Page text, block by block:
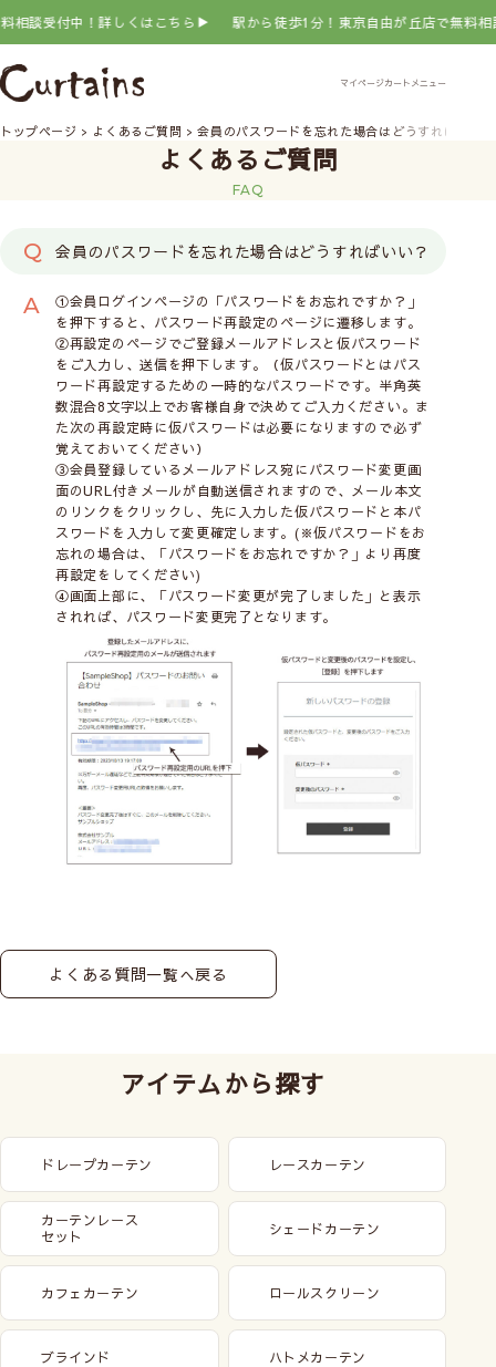
談受付中！詳しくはこちら▶ 駅から徒歩1分！東京自由が丘店で無料相
トップページ よくあるご質問 会員のパスワードを忘れた場合はどうすればいい？
よくあるご質問
FAQ
会員のパスワードを忘れた場合はどうすればいい？
①会員ログインページの「パスワードをお忘れですか？」
を押下すると、パスワード再設定のページに遷移します。
②再設定のページでご登録メールアドレスと仮パスワード
をご入力し、送信を押下します。（仮パスワードとはパス
ワード再設定するための一時的なパスワードです。半角英
数混合8文字以上でお客様自身で決めてご入力ください。ま
た次の再設定時に仮パスワードは必要になりますので必ず
覚えておいてください）
③会員登録しているメールアドレス宛にパスワード変更画
面のURL付きメールが自動送信されますので、メール本文
のリンクをクリックし、先に入力した仮パスワードと本パ
スワードを入力して変更確定します。(※仮パスワードをお
忘れの場合は、「パスワードをお忘れですか？」より再度
再設定をしてください)
④画面上部に、「パスワード変更が完了しました」と表示
されれば、パスワード変更完了となります。
よくある質問一覧へ戻る
アイテムから探す
ドレープカーテン レースカーテン
カーテンレース
セット
シェードカーテン
カフェカーテン ロールスクリーン
ブラインド ハトメカーテン